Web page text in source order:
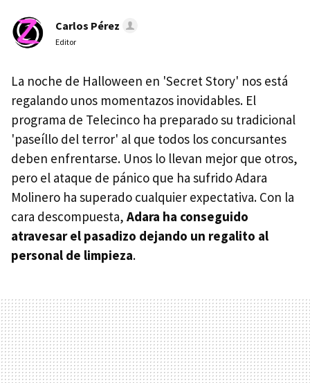
Carlos Pérez
Editor
La noche de Halloween en 'Secret Story' nos está
regalando unos momentazos inovidables. El
programa de Telecinco ha preparado su tradicional
'paseíllo del terror' al que todos los concursantes
deben enfrentarse. Unos lo llevan mejor que otros,
pero el ataque de pánico que ha sufrido Adara
Molinero ha superado cualquier expectativa. Con la
cara descompuesta, Adara ha conseguido
atravesar el pasadizo dejando un regalito al
personal de limpieza.